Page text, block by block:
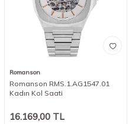
Romanson
Romanson RMS.1.AG1547.01
Kadın Kol Saati
16.169,00TL